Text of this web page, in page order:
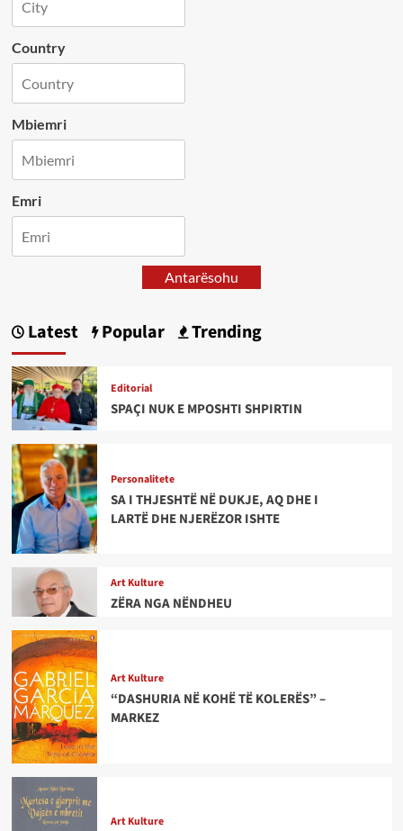
Country
Mbiemri
Emri
Antarësohu
Latest Popular Trending
Editorial
SPAÇI NUK E MPOSHTI SHPIRTIN
Personalitete
SA I THJESHTË NË DUKJE, AQ DHE I
LARTË DHE NJERËZOR ISHTE
Art Kulture
ZËRA NGA NËNDHEU
Art Kulture
“DASHURIA NË KOHË TË KOLERËS” –
MARKEZ
Art Kulture